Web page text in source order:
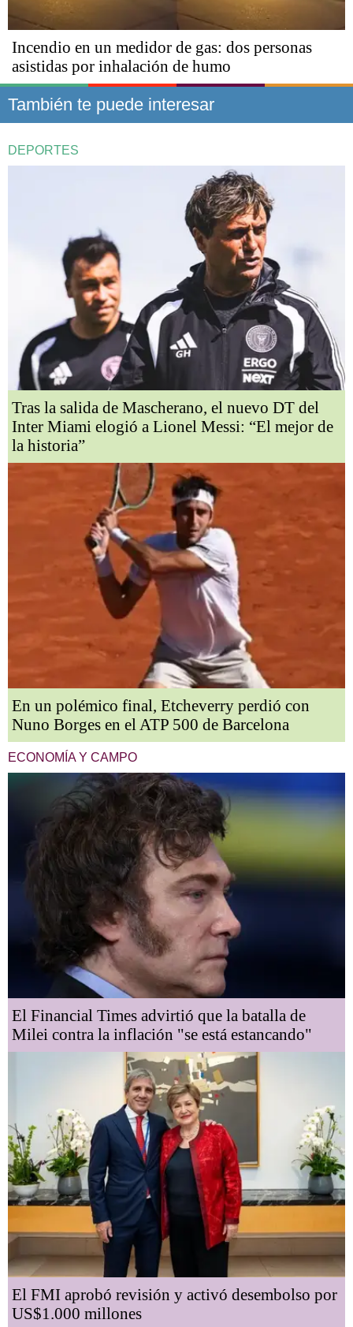
Incendio en un medidor de gas: dos personas
asistidas por inhalación de humo
También te puede interesar
DEPORTES
Tras la salida de Mascherano, el nuevo DT del
Inter Miami elogió a Lionel Messi: “El mejor de
la historia”
En un polémico final, Etcheverry perdió con
Nuno Borges en el ATP 500 de Barcelona
ECONOMÍA Y CAMPO
El Financial Times advirtió que la batalla de
Milei contra la inflación "se está estancando"
El FMI aprobó revisión y activó desembolso por
US$1.000 millones